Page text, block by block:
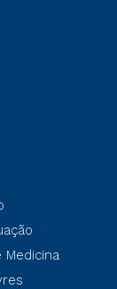
Medicina